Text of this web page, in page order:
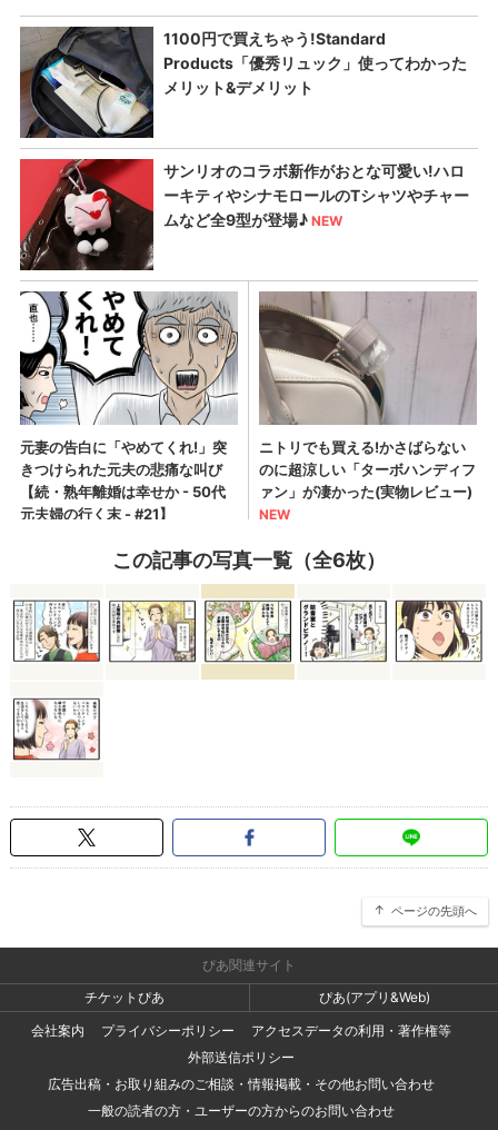
この記事の写真一覧（全6枚）
ページの先頭へ
ぴあ関連サイト
チケットぴあ
ぴあ(アプリ&Web)
会社案内
プライバシーポリシー
アクセスデータの利用・著作権等
外部送信ポリシー
広告出稿・お取り組みのご相談・情報掲載・その他お問い合わせ
一般の読者の方・ユーザーの方からのお問い合わせ